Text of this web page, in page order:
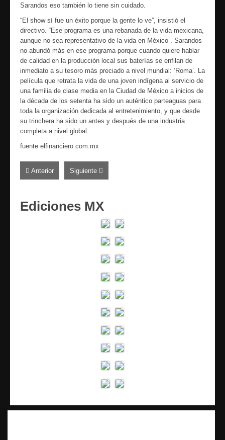
Sarandos eso también lo tiene sin cuidado.
“El show sí fue un éxito porque la gente lo ve”, insistió el
directivo. “Ese programa es una rebanada de la vida mexicana,
aunque no sea representativo de la vida en México”. Sarandos
no abundó más en ese programa porque cuando quiere hablar
de calidad en la producción local sus baterías se enfilan de
inmediato a su tesoro más preciado a nivel mundial: ‘Roma’. La
película que retrata la vida de una joven indígena al servicio de
una familia de clase media en la Ciudad de México a inicios de
la década de los setenta ha sido un auténtico parteaguas para
toda la organización dedicada al entretenimiento, y que desde
su trinchera ha sido un antes y después de una industria
completa a nivel global.
fuente elfinanciero.com.mx
Anterior Siguiente
Ediciones MX